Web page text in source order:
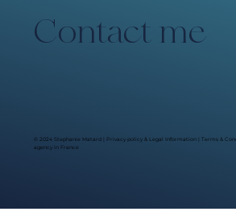
Contact me
© 2024 Stephanie Matard | Privacy policy & Legal Information| Terms &
agency in France